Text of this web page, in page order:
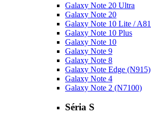
Galaxy Note 20 Ultra
Galaxy Note 20
Galaxy Note 10 Lite / A81
Galaxy Note 10 Plus
Galaxy Note 10
Galaxy Note 9
Galaxy Note 8
Galaxy Note Edge (N915)
Galaxy Note 4
Galaxy Note 2 (N7100)
Séria S